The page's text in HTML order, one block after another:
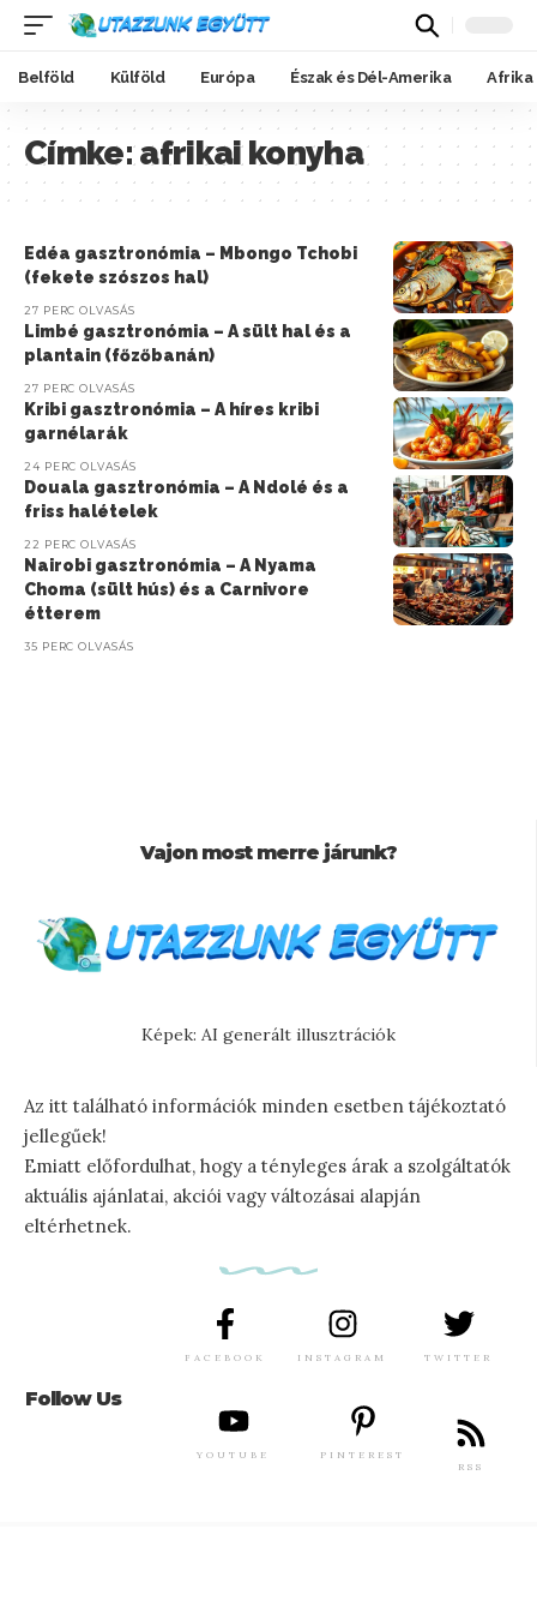
Belföld Külföld Európa Észak és Dél-Amerika Afrika
Címke:afrikai konyha
Edéa gasztronómia – Mbongo Tchobi
(fekete szószos hal)
27 PERC OLVASÁS
Limbé gasztronómia – A sült hal és a
plantain (főzőbanán)
27 PERC OLVASÁS
Kribi gasztronómia – A híres kribi
garnélarák
24 PERC OLVASÁS
Douala gasztronómia – A Ndolé és a
friss halételek
22 PERC OLVASÁS
Nairobi gasztronómia – A Nyama
Choma (sült hús) és a Carnivore
étterem
35 PERC OLVASÁS
Vajon most merre járunk?
Képek: AI generált illusztrációk
Az itt található információk minden esetben tájékoztató
jellegűek!
Emiatt előfordulhat, hogy a tényleges árak a szolgáltatók
aktuális ajánlatai, akciói vagy változásai alapján
eltérhetnek.
Follow Us
FACEBOOK INSTAGRAM TWITTER
YOUTUBE
PINTEREST
RSS